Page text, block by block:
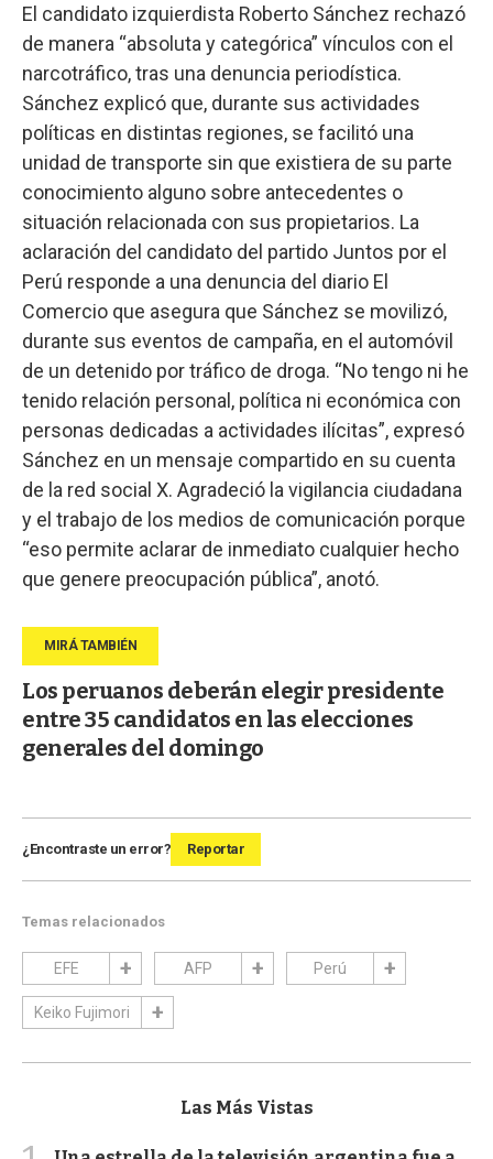
El candidato izquierdista Roberto Sánchez rechazó
de manera “absoluta y categórica” vínculos con el
narcotráfico, tras una denuncia periodística.
Sánchez explicó que, durante sus actividades
políticas en distintas regiones, se facilitó una
unidad de transporte sin que existiera de su parte
conocimiento alguno sobre antecedentes o
situación relacionada con sus propietarios. La
aclaración del candidato del partido Juntos por el
Perú responde a una denuncia del diario El
Comercio que asegura que Sánchez se movilizó,
durante sus eventos de campaña, en el automóvil
de un detenido por tráfico de droga. “No tengo ni he
tenido relación personal, política ni económica con
personas dedicadas a actividades ilícitas”, expresó
Sánchez en un mensaje compartido en su cuenta
de la red social X. Agradeció la vigilancia ciudadana
y el trabajo de los medios de comunicación porque
“eso permite aclarar de inmediato cualquier hecho
que genere preocupación pública”, anotó.
Los peruanos deberán elegir presidente
entre 35 candidatos en las elecciones
generales del domingo
¿Encontraste un error? Reportar
Temas relacionados
EFE AFP Perú
Keiko Fujimori
Las Más Vistas